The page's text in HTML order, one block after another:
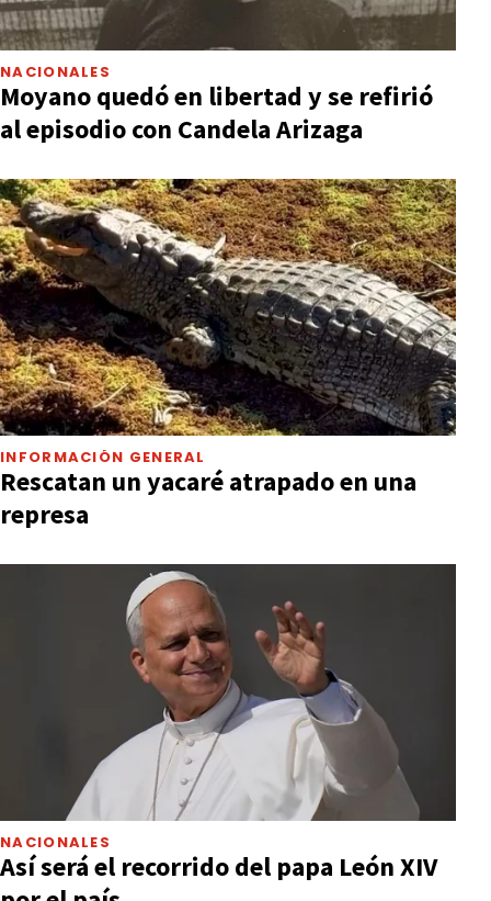
NACIONALES
Moyano quedó en libertad y se refirió
al episodio con Candela Arizaga
INFORMACIÓN GENERAL
Rescatan un yacaré atrapado en una
represa
NACIONALES
Así será el recorrido del papa León XIV